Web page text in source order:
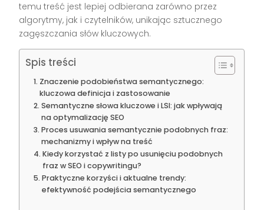
temu treść jest lepiej odbierana zarówno przez
algorytmy, jak i czytelników, unikając sztucznego
zagęszczania słów kluczowych.
Spis treści
Znaczenie podobieństwa semantycznego:
kluczowa definicja i zastosowanie
Semantyczne słowa kluczowe i LSI: jak wpływają
na optymalizację SEO
Proces usuwania semantycznie podobnych fraz:
mechanizmy i wpływ na treść
Kiedy korzystać z listy po usunięciu podobnych
fraz w SEO i copywritingu?
Praktyczne korzyści i aktualne trendy:
efektywność podejścia semantycznego